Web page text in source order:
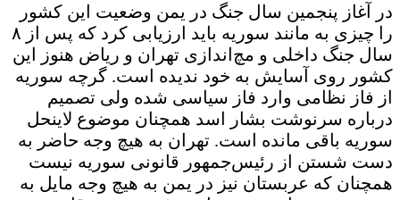
در آغاز پنجمین سال جنگ در یمن وضعیت این کشور
را چیزی به مانند سوریه باید ارزیابی کرد که پس از ۸
سال جنگ داخلی و مچ‌اندازی تهران و ریاض هنوز این
کشور روی آسایش به خود ندیده است. گرچه سوریه
از فاز نظامی وارد فاز سیاسی شده ولی تصمیم
درباره سرنوشت بشار اسد همچنان موضوع لاینحل
سوریه باقی مانده است. تهران به هیچ وجه حاضر به
دست شستن از رئیس‌جمهور قانونی سوریه نیست
همچنان که عربستان نیز در یمن به هیچ وجه مایل به